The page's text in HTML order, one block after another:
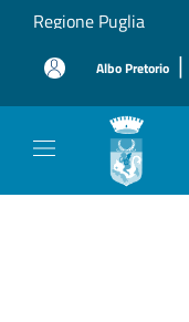
Salta al contenuto
Regione Puglia
Albo Pretorio |